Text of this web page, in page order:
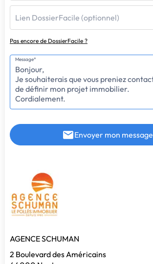
Lien DossierFacile (optionnel)
Pas encore de DossierFacile ?
Message*
Envoyer mon message
AGENCE SCHUMAN
2 Boulevard des Américains